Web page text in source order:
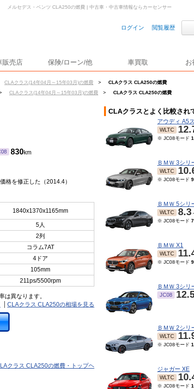
ログイン 閲覧履歴
販売店 保険/ローン/他 車買取 お
CLAクラス(14年04月～15年03月)の燃費 >
CLAクラス CLA250の燃費
CLAクラス(14年04月～15年03月)の燃費 > CLAクラス CLA250の燃費
メルセデス・ベンツ CLA250の燃費 | 中古車・中古車情報ならカーセンサー
830km
格を修正した（2014.4）
1840x1370x1165mm
5人
2列
コラム7AT
4ドア
105mm
211ps/5500rpm
異なります。
CLAクラス CLA250の相場を見る
クラス CLA250の燃費・トップヘ
CLAクラスとよく比較され
アウディ A5
WLTC
※ JC08モード
ＢＭＷ 3シリ
WLTC
※ JC08モード
ＢＭＷ 5シリ
WLTC 8.3
※ JC08モード
ＢＭＷ X1
WLTC
※ JC08モード
JC08
ＢＭＷ 2シリ
WLTC
※ JC08モード
ジャガー XE
WLTC
※ JC08モード